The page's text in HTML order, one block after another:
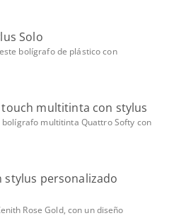
Solo
bolígrafo de plástico con
multitinta con stylus
multitinta Quattro Softy con
stylus personalizado
Rose Gold, con un diseño